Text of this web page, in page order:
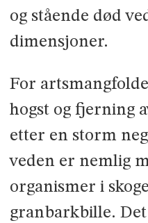
og stående død
dimensjoner.
For
hogst og fjerning
etter en storm
veden er nemlig
organismer i
granbarkbille.